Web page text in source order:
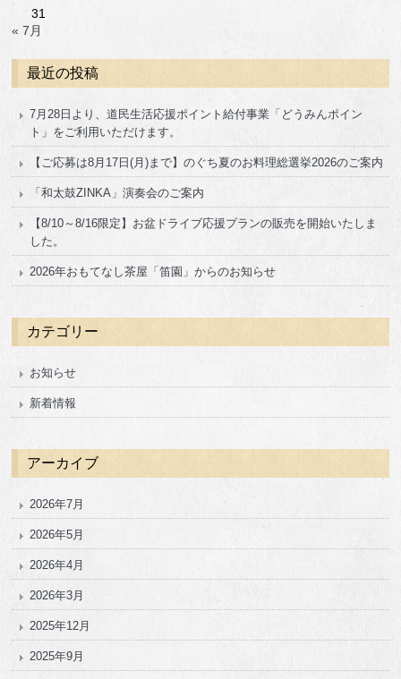
31
« 7月
最近の投稿
7月28日より、道民生活応援ポイント給付事業「どうみんポイン
ト」をご利用いただけます。
【ご応募は8月17日(月)まで】のぐち夏のお料理総選挙2026のご案内
「和太鼓ZINKA」演奏会のご案内
【8/10～8/16限定】お盆ドライブ応援プランの販売を開始いたしま
した。
2026年おもてなし茶屋「笛園」からのお知らせ
カテゴリー
お知らせ
新着情報
アーカイブ
2026年7月
2026年5月
2026年4月
2026年3月
2025年12月
2025年9月